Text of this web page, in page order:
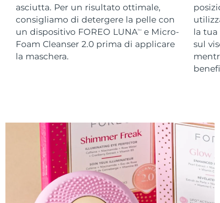
asciutta. Per un risultato ottimale,
consigliamo di detergere la pelle con
un dispositivo FOREO LUNATM
e Micro-
Foam Cleanser 2.0 prima di applicare
la maschera.
la tua
sul